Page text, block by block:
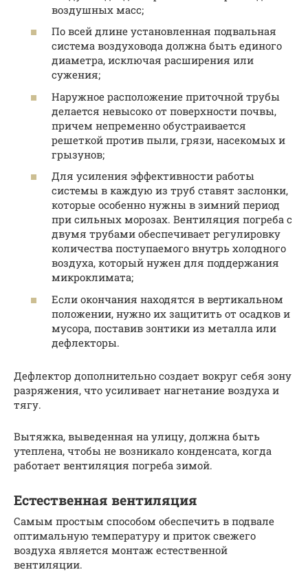
воздушных масс;
По всей длине установленная подвальная
система воздуховода должна быть единого
диаметра, исключая расширения или
сужения;
Наружное расположение приточной трубы
делается невысоко от поверхности почвы,
причем непременно обустраивается
решеткой против пыли, грязи, насекомых и
грызунов;
Для усиления эффективности работы
системы в каждую из труб ставят заслонки,
которые особенно нужны в зимний период
при сильных морозах. Вентиляция погреба с
двумя трубами обеспечивает регулировку
количества поступаемого внутрь холодного
воздуха, который нужен для поддержания
микроклимата;
Если окончания находятся в вертикальном
положении, нужно их защитить от осадков и
мусора, поставив зонтики из металла или
дефлекторы.
Дефлектор дополнительно создает вокруг себя зону
разряжения, что усиливает нагнетание воздуха и
тягу.
Вытяжка, выведенная на улицу, должна быть
утеплена, чтобы не возникало конденсата, когда
работает вентиляция погреба зимой.
Естественная вентиляция
Самым простым способом обеспечить в подвале
оптимальную температуру и приток свежего
воздуха является монтаж естественной
вентиляции.